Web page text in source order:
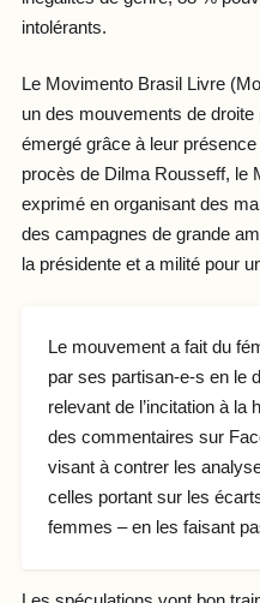
intolérants.
Le Movimento Brasil Livre
un des mouvements de
émergé grâce à leur
procès de Dilma Rousseff, le
exprimé en organisant des
des campagnes de grande
la présidente et a milité pour
Le mouvement a fait du
par ses partisan-e-s en le
relevant de l’incitation à la
des commentaires sur
visant à contrer les
celles portant sur les
femmes – en les faisant